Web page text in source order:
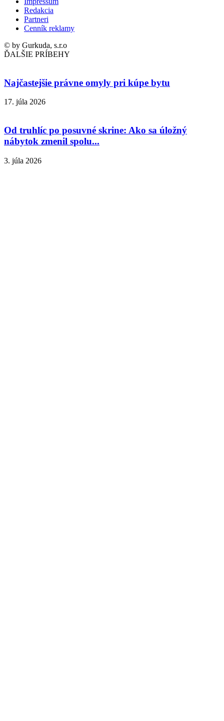
Redakcia
Partneri
Cenník reklamy
© by Gurkuda, s.r.o
ĎALŠIE PRÍBEHY
Najčastejšie právne omyly pri kúpe bytu
17. júla 2026
Od truhlíc po posuvné skrine: Ako sa úložný
nábytok zmenil spolu...
3. júla 2026